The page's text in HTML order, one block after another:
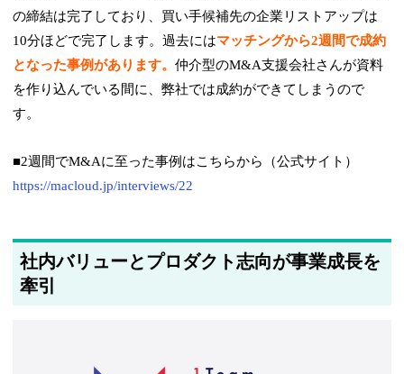
の締結は完了しており、買い手候補先の企業リストアップは
10分ほどで完了します。過去にはマッチングから2週間で成約
となった事例があります。仲介型のM&A支援会社さんが資料
を作り込んでいる間に、弊社では成約ができてしまうので
す。
■2週間でM&Aに至った事例はこちらから（公式サイト）
https://macloud.jp/interviews/22
社内バリューとプロダクト志向が事業成長を
牽引